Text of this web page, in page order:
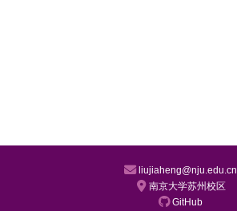
liujiaheng@nju.edu.cn
南京大学苏州校区
GitHub